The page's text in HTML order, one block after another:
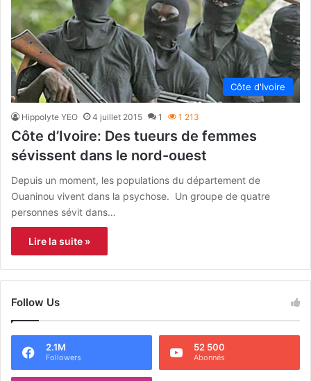
Côte d'Ivoire
Hippolyte YEO 4 juillet 2015 1 1 213
Côte d’Ivoire: Des tueurs de femmes
sévissent dans le nord-ouest
Depuis un moment, les populations du département de
Ouaninou vivent dans la psychose. Un groupe de quatre
personnes sévit dans…
Lire la suite »
Follow Us
2.1M
Followers
52 500
Abonnés